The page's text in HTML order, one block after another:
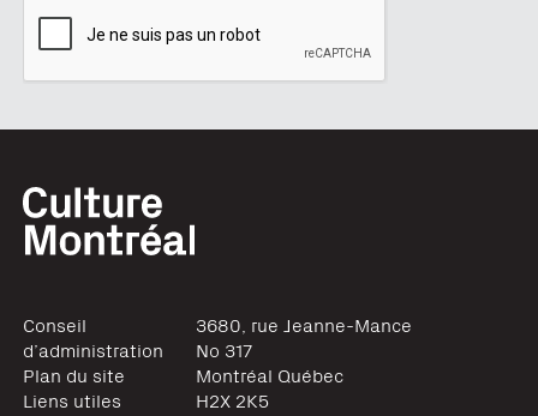
Conseil
d’administration
Plan du site
Liens utiles
3680, rue Jeanne-Mance
No 317
Montréal Québec
H2X 2K5